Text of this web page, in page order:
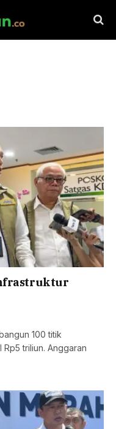
100 titik
triliun. Anggaran